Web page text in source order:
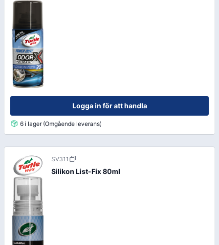
Logga in för att handla
6 i lager (Omgående leverans)
SV311
Silikon List-Fix 80ml